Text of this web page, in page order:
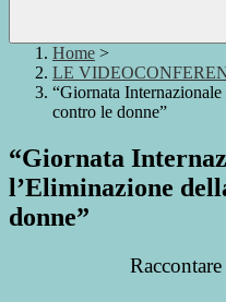
Home >
LE
“Giornata
contro le donne”
“Giornata
l’Eliminazione
donne”